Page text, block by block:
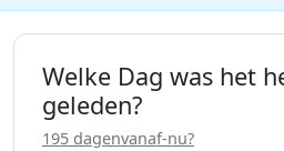
Welke Dag was het
geleden?
195 dagenvanaf-nu?